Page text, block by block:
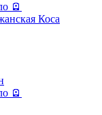
🪫
Коса
🪫